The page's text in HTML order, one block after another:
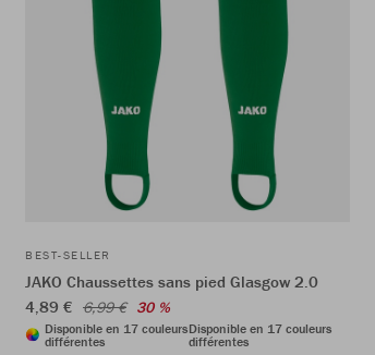
BEST-SELLER
JAKO Chaussettes sans pied Glasgow 2.0
4,89 € 6,99 € 30 %
Disponible en 17 couleurs
différentes
Disponible en 17 couleurs
différentes